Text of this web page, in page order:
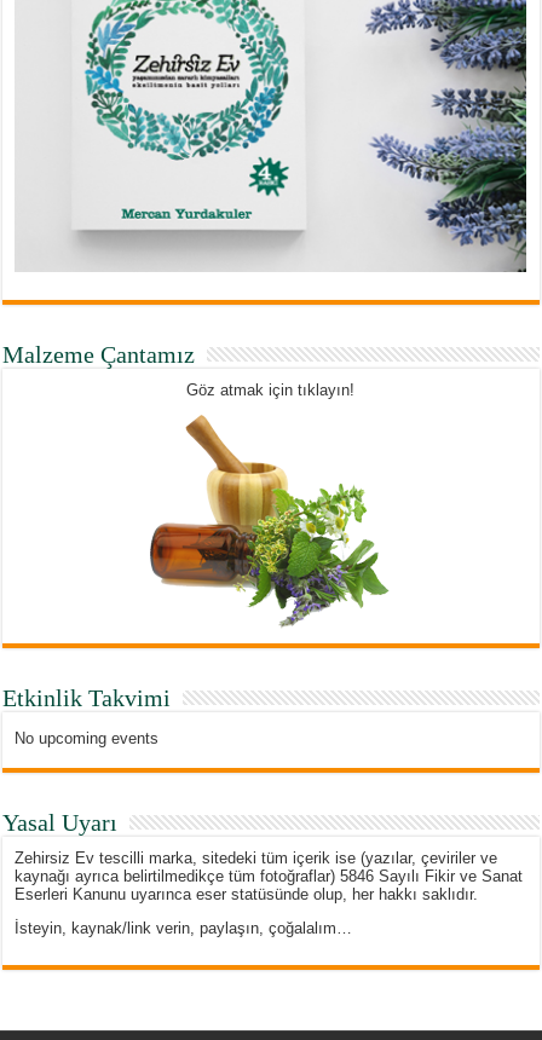
Malzeme Çantamız
Göz atmak için tıklayın!
Etkinlik Takvimi
No upcoming events
Yasal Uyarı
Zehirsiz Ev tescilli marka, sitedeki tüm içerik ise (yazılar, çeviriler ve
kaynağı ayrıca belirtilmedikçe tüm fotoğraflar) 5846 Sayılı Fikir ve Sanat
Eserleri Kanunu uyarınca eser statüsünde olup, her hakkı saklıdır.
İsteyin, kaynak/link verin, paylaşın, çoğalalım…